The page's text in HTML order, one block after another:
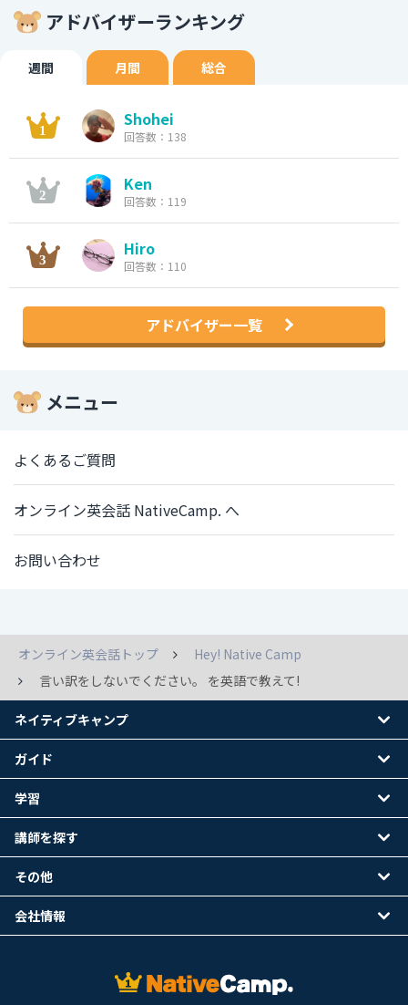
アドバイザーランキング
週間 月間 総合
Shohei
回答数：138
Ken
回答数：119
Hiro
回答数：110
アドバイザー一覧
メニュー
よくあるご質問
オンライン英会話 NativeCamp. へ
お問い合わせ
オンライン英会話トップ
Hey! Native Camp
言い訳をしないでください。 を英語で教えて!
ネイティブキャンプ
ガイド
学習
講師を探す
その他
会社情報